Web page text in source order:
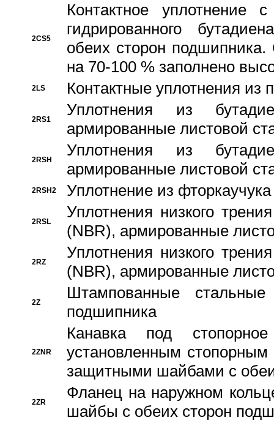
2CS5
Контактное уплотнение
гидрированного
обеих сторон
на 70-100 % заполнено
2LS Контактные уплотнения из
2RS1
Уплотнения из
армированные листовой
2RSH
Уплотнения из
армированные листовой
2RSH2 Уплотнение из
2RSL
Уплотнения низкого
(NBR), армированные
2RZ
Уплотнения низкого
(NBR), армированные
2Z
Штампованные
подшипника
2ZNR
Канавка под
установленным
защитными шайбами с
2ZR
Фланец на наружном
шайбы с обеих сторон